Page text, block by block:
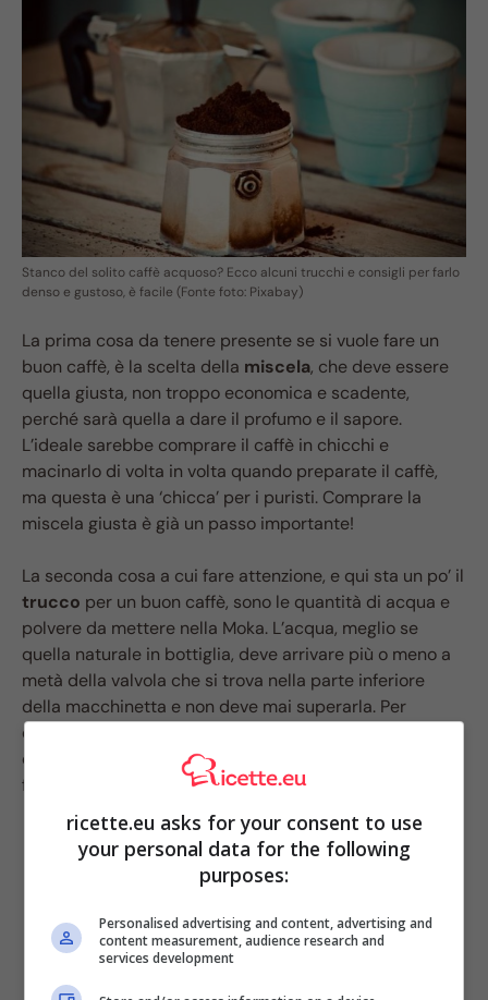
Stanco del solito caffè acquoso? Ecco alcuni trucchi e consigli per farlo
denso e gustoso, è facile (Fonte foto: Pixabay)
La prima cosa da tenere presente se si vuole fare un
buon caffè, è la scelta della miscela, che deve essere
quella giusta, non troppo economica e scadente,
perché sarà quella a dare il profumo e il sapore.
L’ideale sarebbe comprare il caffè in chicchi e
macinarlo di volta in volta quando preparate il caffè,
ma questa è una ‘chicca’ per i puristi. Comprare la
miscela giusta è già un passo importante!
La seconda cosa a cui fare attenzione, e qui sta un po’ il
trucco per un buon caffè, sono le quantità di acqua e
polvere da mettere nella Moka. L’acqua, meglio se
quella naturale in bottiglia, deve arrivare più o meno a
metà della valvola che si trova nella parte inferiore
della macchinetta e non deve mai superarla. Per
quanto riguarda la miscela di caffè, invece, questa non
deve essere poca, ma neanche troppa, bensì deve
formare una piccola ‘montagna’.
ricette.eu asks for your consent to use
your personal data for the following
purposes:
Personalised advertising and content, advertising and
content measurement, audience research and
services development